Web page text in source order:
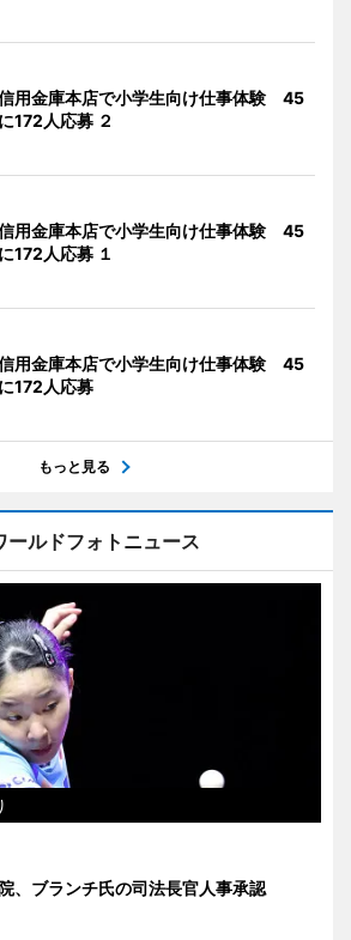
用金庫本店で小学生向け仕事体験 45
172人応募 ２
用金庫本店で小学生向け仕事体験 45
172人応募 １
用金庫本店で小学生向け仕事体験 45
172人応募
もっと見る
ールドフォトニュース
、ブランチ氏の司法長官人事承認